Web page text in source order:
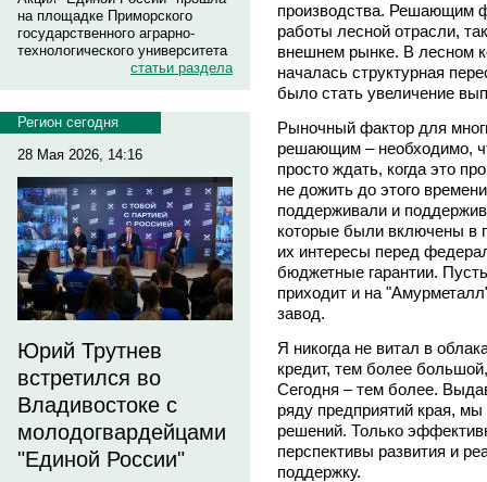
на площадке Приморского
государственного аграрно-
технологического университета
статьи раздела
Регион сегодня
28 Мая 2026, 14:16
Юрий Трутнев
встретился во
Владивостоке с
молодогвардейцами
"Единой России"
производства. Решающим
работы лесной отрасли,
внешнем рынке. В лесном
началась структурная
было стать увеличение
Рыночный фактор для
решающим – необходимо,
просто ждать, когда это
не дожить до этого
поддерживали и
которые были включены в
их интересы перед
бюджетные гарантии.
приходит и на
завод.
Я никогда не витал в
кредит, тем более
Сегодня – тем более.
ряду предприятий края,
решений. Только
перспективы развития и
поддержку.